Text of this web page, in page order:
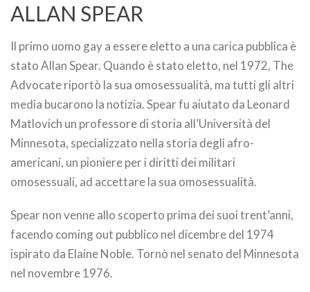
ALLAN SPEAR
Il primo uomo gay a essere eletto a una carica pubblica è
stato Allan Spear. Quando è stato eletto, nel 1972, The
Advocate riportò la sua omosessualità, ma tutti gli altri
media bucarono la notizia. Spear fu aiutato da Leonard
Matlovich un professore di storia all’Università del
Minnesota, specializzato nella storia degli afro-
americani, un pioniere per i diritti dei militari
omosessuali, ad accettare la sua omosessualità.
Spear non venne allo scoperto prima dei suoi trent’anni,
facendo coming out pubblico nel dicembre del 1974
ispirato da Elaine Noble. Tornò nel senato del Minnesota
nel novembre 1976.